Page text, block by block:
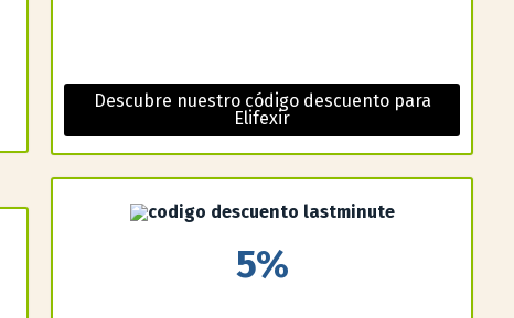
Descubre nuestro código descuento para
Elifexir
5%